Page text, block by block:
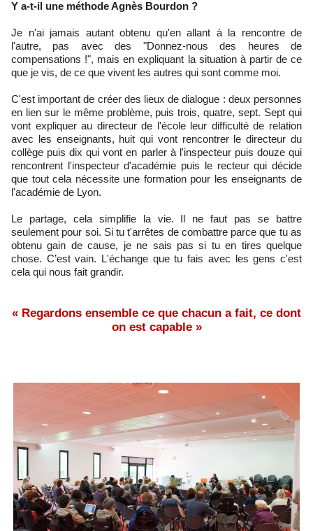
Y a-t-il une méthode Agnès Bourdon ?
Je n'ai jamais autant obtenu qu'en allant à la rencontre de
l'autre, pas avec des "Donnez-nous des heures de
compensations !", mais en expliquant la situation à partir de ce
que je vis, de ce que vivent les autres qui sont comme moi.
C'est important de créer des lieux de dialogue : deux personnes
en lien sur le même problème, puis trois, quatre, sept. Sept qui
vont expliquer au directeur de l'école leur difficulté de relation
avec les enseignants, huit qui vont rencontrer le directeur du
collège puis dix qui vont en parler à l'inspecteur puis douze qui
rencontrent l'inspecteur d'académie puis le recteur qui décide
que tout cela nécessite une formation pour les enseignants de
l'académie de Lyon.
Le partage, cela simplifie la vie. Il ne faut pas se battre
seulement pour soi. Si tu t'arrêtes de combattre parce que tu as
obtenu gain de cause, je ne sais pas si tu en tires quelque
chose. C’est vain. L'échange que tu fais avec les gens c'est
cela qui nous fait grandir.
« Regardons ensemble ce que chacun a fait, ce dont
on est capable »